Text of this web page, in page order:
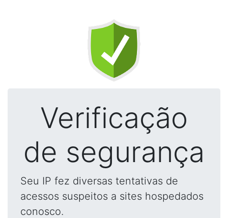
Verificação
de segurança
Seu IP fez diversas tentativas de
acessos suspeitos a sites hospedados
conosco.